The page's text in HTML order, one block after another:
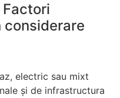
electric sau mixt
și de infrastructura